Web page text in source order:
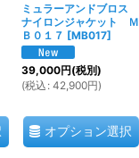
ミュラーアンドブロス
ナイロンジャケット Ｍ
Ｂ０１７ [MB017]
39,000円(税別)
(税込 : 42,900円)
オプション選択